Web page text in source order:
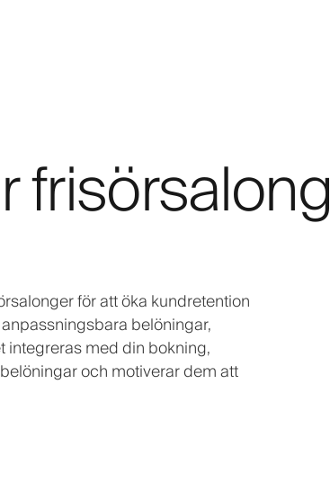
frisörsalong
för att öka kundretention
belöningar,
integreras med din bokning,
och motiverar dem att